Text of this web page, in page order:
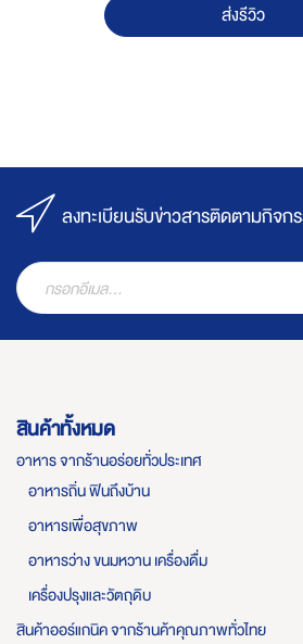
ส่งรีวิว
ลงทะเบียนรับข่าวสารติดตามกิจก
สินค้าทั้งหมด
อาหาร จากร้านอร่อยทั่วประเทศ
อาหารถิ่น ฟินถึงบ้าน
อาหารเพื่อสุขภาพ
อาหารว่าง ขนมหวาน เครื่องดื่ม
เครื่องปรุงและวัตถุดิบ
สินค้าออร์แกนิค จากร้านค้าคุณภาพทั่วไทย